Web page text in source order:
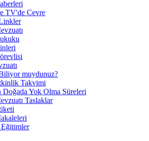
TV'de Çevre
muydunuz?
Takvimi
Doğada Yok Olma Süreleri
Taslaklar